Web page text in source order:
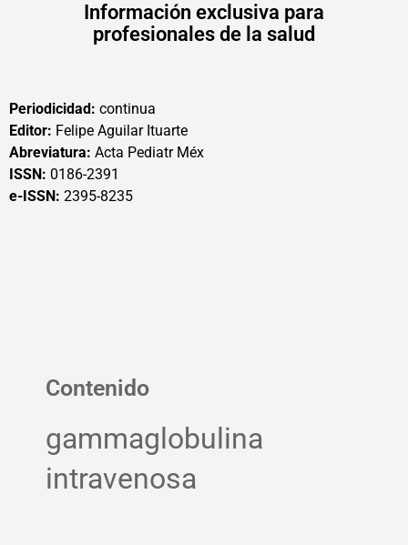
Información exclusiva para
profesionales de la salud
Periodicidad: continua
Editor: Felipe Aguilar Ituarte
Abreviatura: Acta Pediatr Méx
ISSN: 0186-2391
e-ISSN: 2395-8235
Contenido
gammaglobulina
intravenosa